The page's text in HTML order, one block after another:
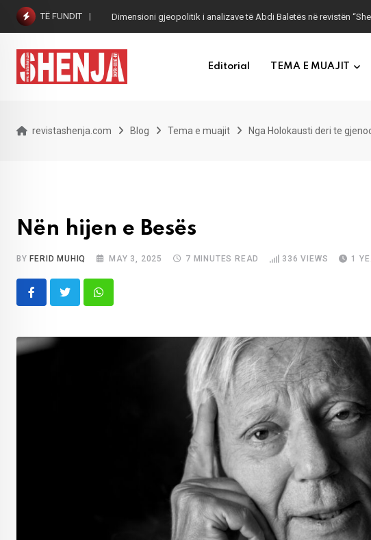
Skip
content
TË FUNDIT Dimensioni gjeopolitik i analizave të Abdi Baletës në revistën
Editorial TEMA E MUAJIT
revistashenja.com Blog Tema e muajit Nga Holokausti deri te
Nën hijen e Besës
BYFERID MUHIQ MAY 3, 2025 7 MINUTES READ 336 VIEWS 1
Whatsapp